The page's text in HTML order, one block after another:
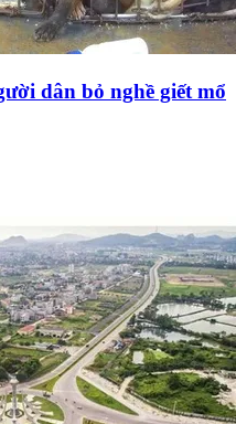
dân bỏ nghề giết mổ